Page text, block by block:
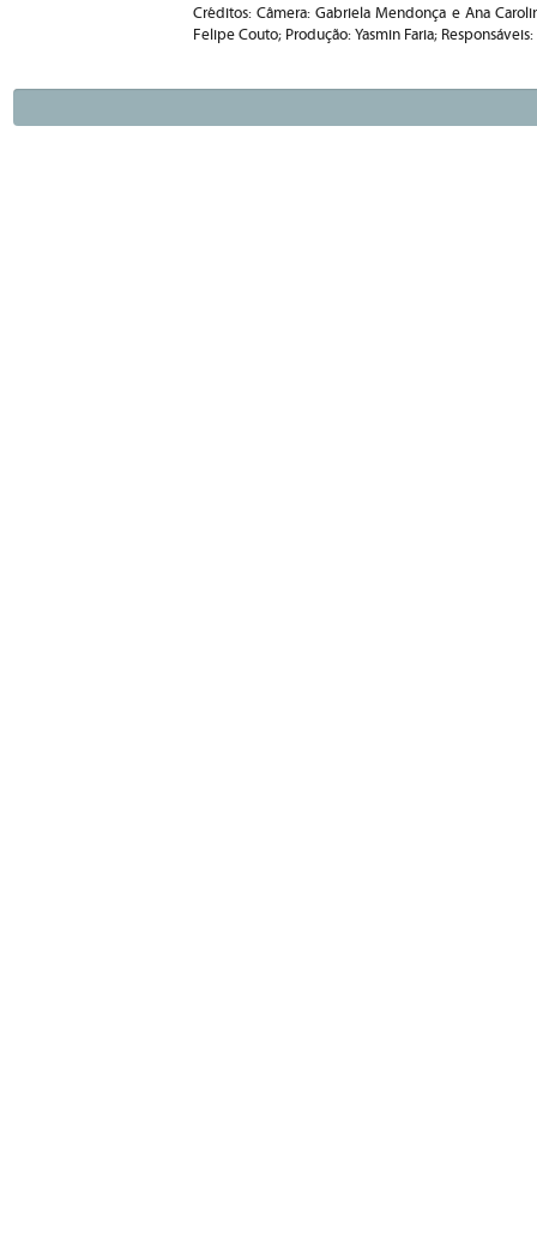
Créditos: Câmera: Gabriela Mendonça e Ana
Felipe Couto; Produção: Yasmin Faria; Responsáveis: